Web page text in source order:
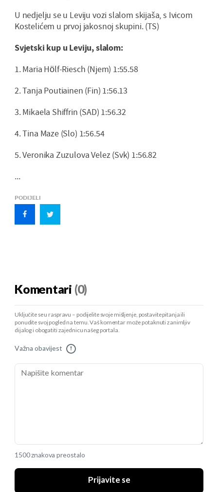
U nedjelju se u Leviju vozi slalom skijaša, s Ivicom
Kostelićem u prvoj jakosnoj skupini. (TS)
Svjetski kup u Leviju, slalom:
1. Maria Hölf-Riesch (Njem) 1:55.58
2. Tanja Poutiainen (Fin) 1:56.13
3. Mikaela Shiffrin (SAD) 1:56.32
4. Tina Maze (Slo) 1:56.54
5. Veronika Zuzulova Velez (Svk) 1:56.82
...
PODIJELI
Komentari (0)
Uključite se u raspravu – podijelite svoje mišljenje, postavite pitanja ili
ponudite svoj pogled na temu. Vaš komentar može potaknuti zanimljiv
dijalog i obogatiti zajednicu našeg portala.
Važna obavijest !
1500 znakova preostalo
Prijavite se